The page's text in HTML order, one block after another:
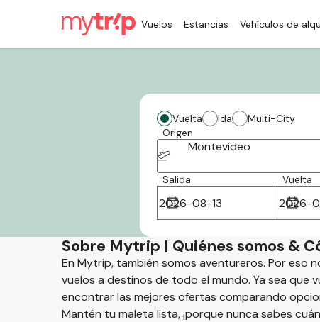
Vuelos Estancias Vehículos de
Vuelta Ida
Multi-City
Origen
Montevideo
Salida Vuelta
Sobre Mytrip | Quiénes somos &
En Mytrip, también somos aventureros. Por eso
vuelos a destinos de todo el mundo. Ya sea que
encontrar las mejores ofertas comparando
Mantén tu maleta lista, ¡porque nunca sabes